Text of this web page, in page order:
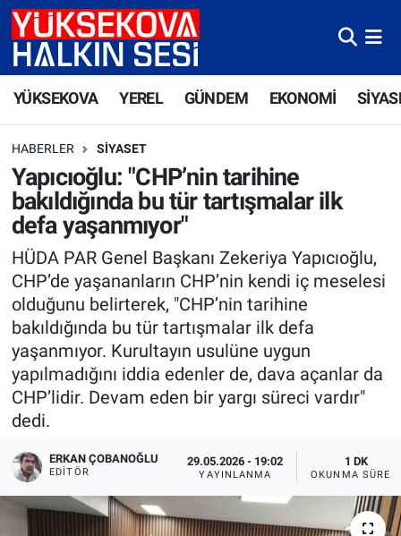
YÜKSEKOVA YEREL GÜNDEM EKONOMİ
HABERLER SIYASET
Yapıcıoğlu: "CHP’nin tarihine
bakıldığında bu tür tartışmalar ilk
defa yaşanmıyor"
HÜDA PAR Genel Başkanı Zekeriya Yapıcıoğlu,
CHP’de yaşananların CHP’nin kendi iç meselesi
olduğunu belirterek, "CHP’nin tarihine
bakıldığında bu tür tartışmalar ilk defa
yaşanmıyor. Kurultayın usulüne uygun
yapılmadığını iddia edenler de, dava açanlar da
CHP’lidir. Devam eden bir yargı süreci vardır"
dedi.
ERKAN ÇOBANOĞLU
EDITÖR
29.05.2026 - 19:02
YAYINLANMA
1 DK
OKUNMA SÜRESI
Yüksekova Nöbetçi Eczaneler
Yüksekova Trafik Yoğunluk Haritası
Süper Lig Puan Durumu ve Fikstür
Tüm Manşetler
Son Dakika Haberleri
Haber Arşivi